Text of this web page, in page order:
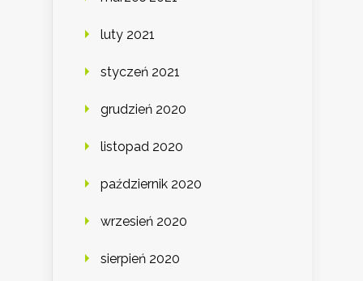
luty 2021
styczeń 2021
grudzień 2020
listopad 2020
październik 2020
wrzesień 2020
sierpień 2020